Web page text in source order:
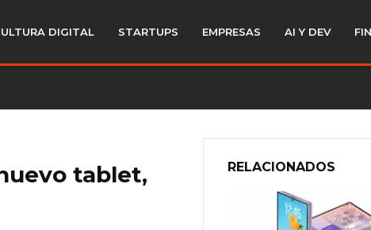
DIGITAL STARTUPS EMPRESAS AI Y DEV
tablet,
RELACIONADOS